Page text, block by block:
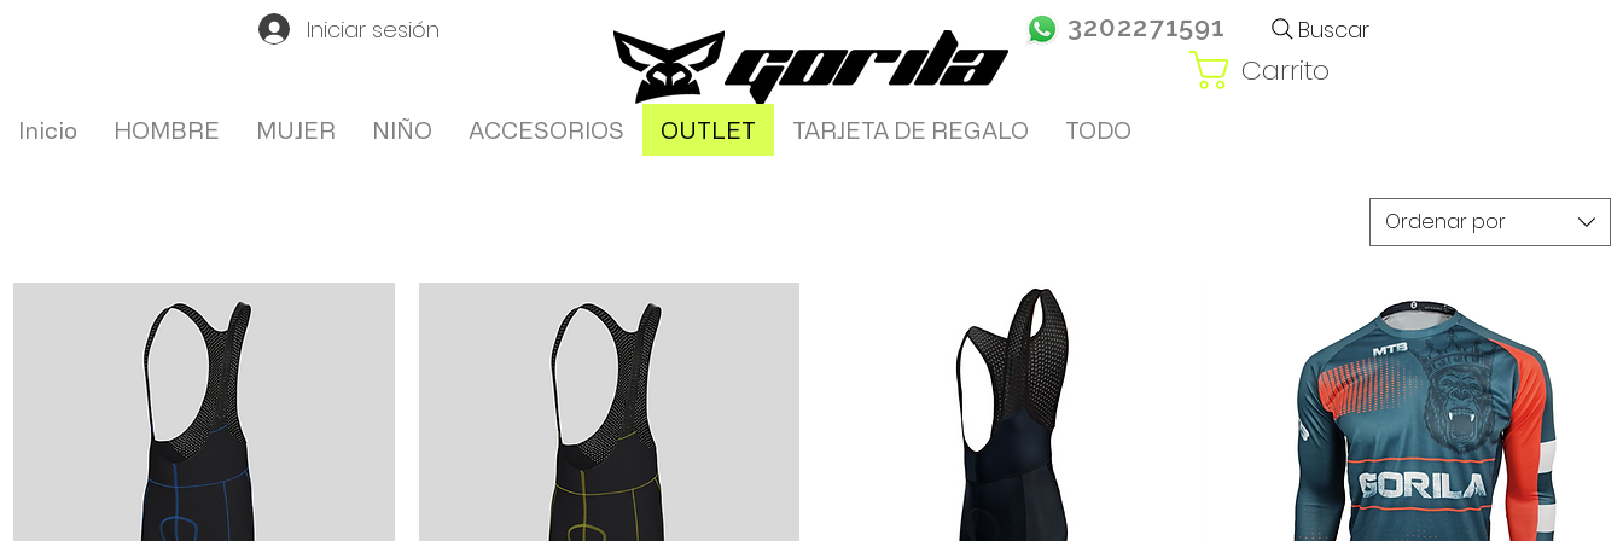
Iniciar sesión Buscar
3202271591
Carrito
Inicio HOMBRE MUJER NIÑO ACCESORIOS OUTLET TARJETA DE REGALO TODO
Ordenar por